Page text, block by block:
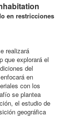
en restricciones
realizará
que explorará el
del
en
con los
se plantea
el estudio de
geográfica